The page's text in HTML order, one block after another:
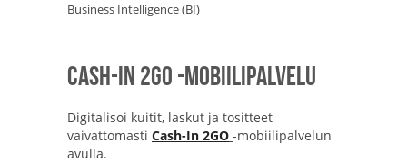
Business Intelligence (BI)
Cash-In 2GO -mobiilipalvelu
Digitalisoi kuitit, laskut ja tositteet
vaivattomasti Cash-In 2GO -mobiilipalvelun
avulla.